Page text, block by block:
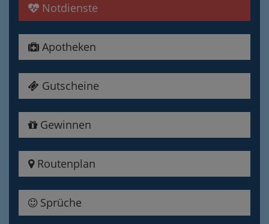
Notdienste
Apotheken
Gutscheine
Gewinnen
Routenplan
Sprüche